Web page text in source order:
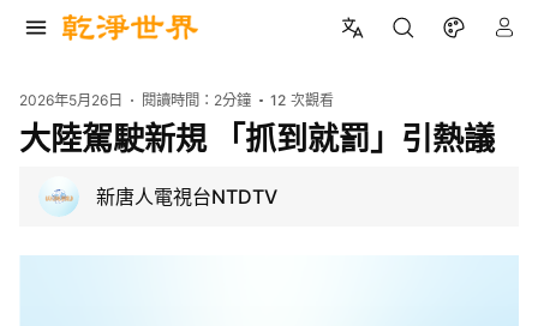
2026年5月26日 閱讀時間： 2分鐘 12 次觀看
大陸駕駛新規 「抓到就罰」引熱議
新唐人電視台NTDTV